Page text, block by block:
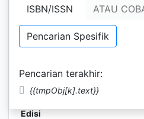
ISBN/ISSN ATAU
Pencarian Spesifik
Pencarian terakhir:
{{tmpObj[k].text}}
Kerja Lapangan RSUD
(3 Februari …
Novita Sari; Nanda Mayang
Vinanstika
Edisi